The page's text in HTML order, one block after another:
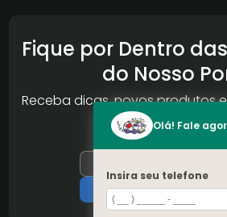
Fique por Dentro
do Nosso
Receba dicas, novos produtos
da Reconlog
Olá! Fale
Insira seu telefone